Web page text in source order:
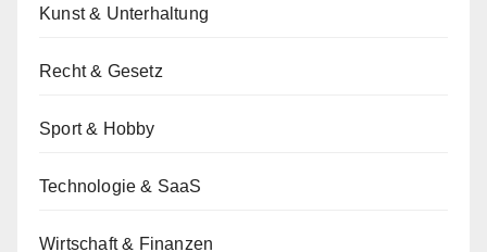
Kunst & Unterhaltung
Recht & Gesetz
Sport & Hobby
Technologie & SaaS
Wirtschaft & Finanzen